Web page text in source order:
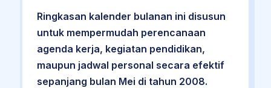
Ringkasan kalender bulanan ini disusun
untuk mempermudah perencanaan
agenda kerja, kegiatan pendidikan,
maupun jadwal personal secara efektif
sepanjang bulan Mei di tahun 2008.